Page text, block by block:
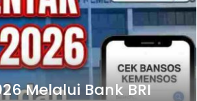
Melalui Bank BRI